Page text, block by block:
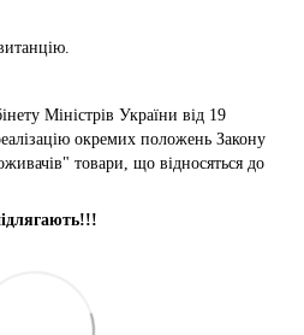
Міністрів України від 19
окремих положень Закону
товари, що відносяться до